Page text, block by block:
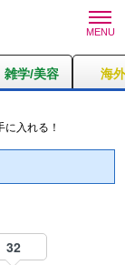
雑学/美容 海
入れる！
32